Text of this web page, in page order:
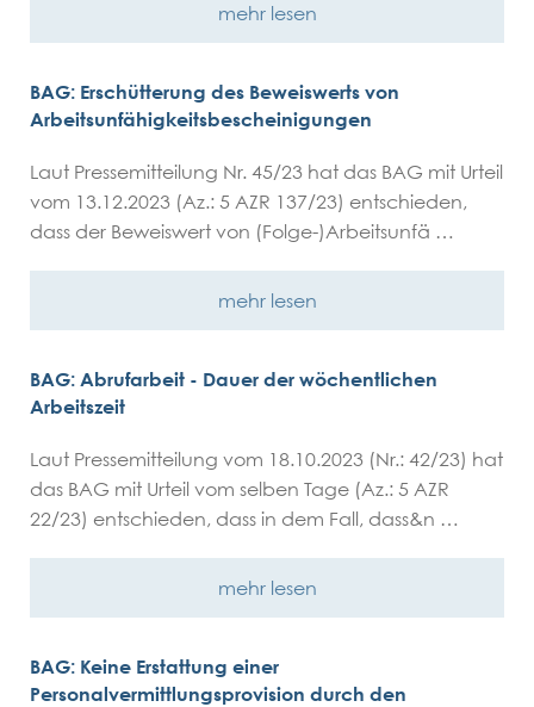
mehr lesen
BAG: Erschütterung des Beweiswerts von
Arbeitsunfähigkeitsbescheinigungen
Laut Pressemitteilung Nr. 45/23 hat das BAG mit Urteil
vom 13.12.2023 (Az.: 5 AZR 137/23) entschieden,
dass der Beweiswert von (Folge-)Arbeitsunfä …
mehr lesen
BAG: Abrufarbeit - Dauer der wöchentlichen
Arbeitszeit
Laut Pressemitteilung vom 18.10.2023 (Nr.: 42/23) hat
das BAG mit Urteil vom selben Tage (Az.: 5 AZR
22/23) entschieden, dass in dem Fall, dass&n …
mehr lesen
BAG: Keine Erstattung einer
Personalvermittlungsprovision durch den